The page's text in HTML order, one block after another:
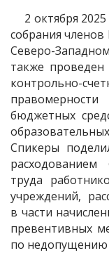
2 октября
собрания
Северо-
также проведен
контрольно-
бюджетных
Спикеры
труда
учреждений,
в части
превентивных
по